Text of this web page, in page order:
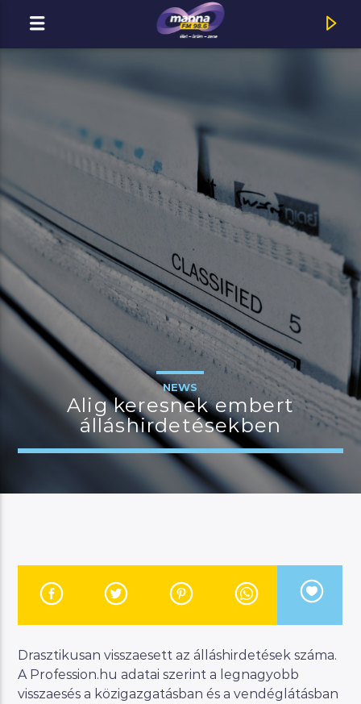
MOST ADÁSBAN
MannaFM
JELENLEGI MŰSOR
BUDAPEST UPDATE
Manna FM
NEWS
Alig keresnek embert
álláshirdetésekben
Drasztikusan visszaesett az álláshirdetések száma.
A Profession.hu adatai szerint a legnagyobb
visszaesés a közigazgatásban és a vendéglátásban